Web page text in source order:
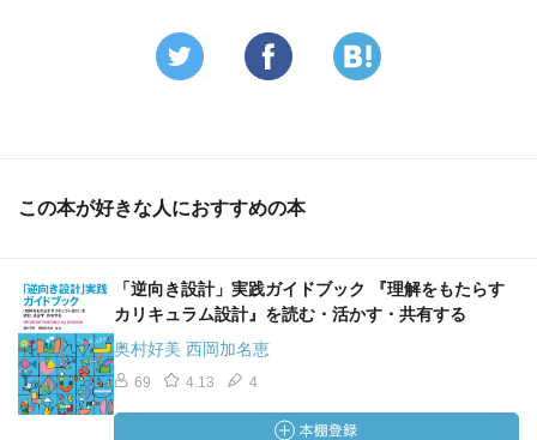
この本が好きな人におすすめの本
「逆向き設計」実践ガイドブック 『理解をもたらす
カリキュラム設計』を読む・活かす・共有する
奥村好美 西岡加名恵
69 4.13 4